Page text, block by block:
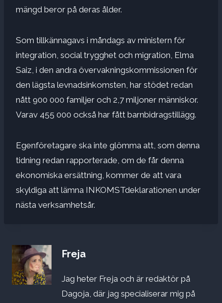
mängd beror på deras ålder.
Som tillkännagavs i måndags av ministern för
integration, social trygghet och migration, Elma
Saiz, i den andra övervakningskommissionen för
den lägsta levnadsinkomsten, har stödet redan
nått 900 000 familjer och 2,7 miljoner människor.
Varav 455 000 också har fått barnbidragstillägg.
Egenföretagare ska inte glömma att, som denna
tidning redan rapporterade, om de får denna
ekonomiska ersättning, kommer de att vara
skyldiga att lämna INKOMSTdeklarationen under
nästa verksamhetsår.
Freja
Jag heter Freja och är redaktör på
Dagoja, där jag specialiserar mig på